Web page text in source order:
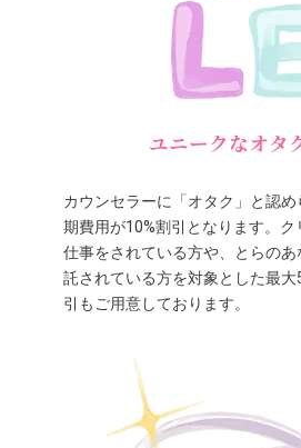
ユニークなオタ
カウンセラーに「オタク」と認
期費用が10%割引となります。ク
仕事をされている方や、とらの
託されている方を対象とした最大
引もご用意しております。